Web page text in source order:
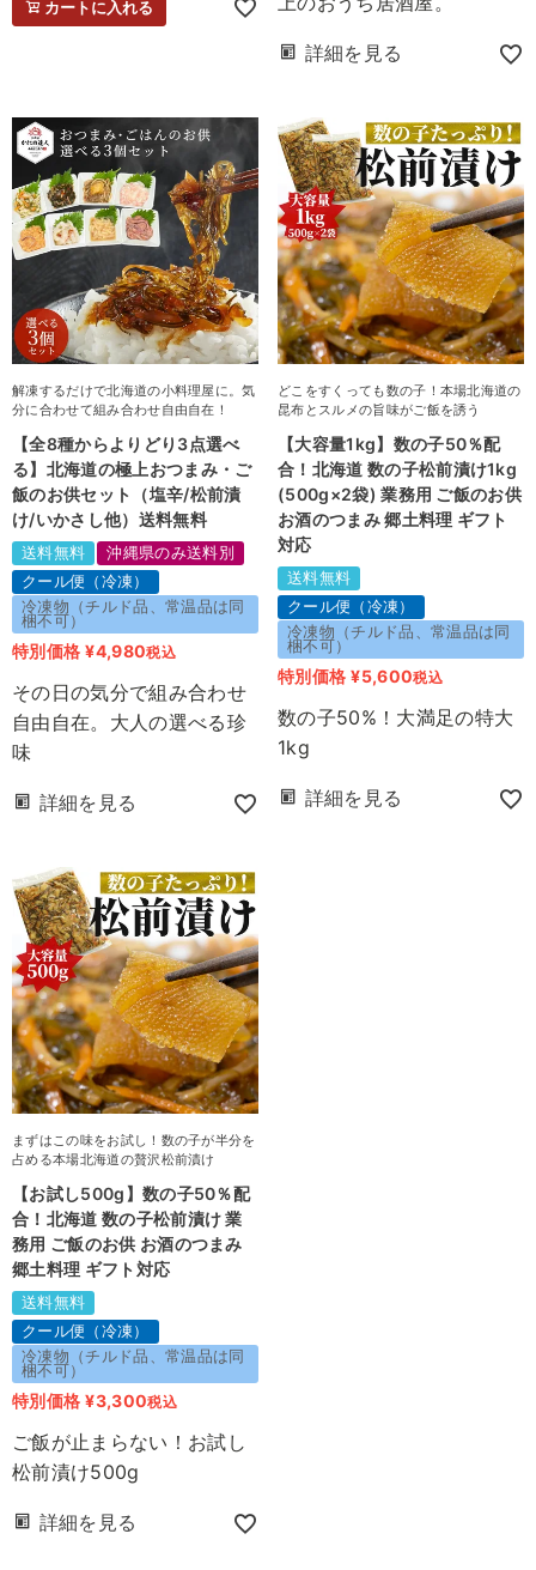
カートに入れる
詳細を見る
解凍するだけで北海道の小料理屋に。気
分に合わせて組み合わせ自由自在！
【全8種からよりどり3点選べ
る】北海道の極上おつまみ・ご
飯のお供セット（塩辛/松前漬
け/いかさし他）送料無料
送料無料
沖縄県のみ送料別
クール便（冷凍）
冷凍物（チルド品、常温品は同
梱不可）
特別価格 ¥4,980税込
その日の気分で組み合わせ
自由自在。大人の選べる珍
味
詳細を見る
どこをすくっても数の子！本場北海道の
昆布とスルメの旨味がご飯を誘う
【大容量1kg】数の子50％配
合！北海道 数の子松前漬け1kg
(500g×2袋) 業務用 ご飯のお供
お酒のつまみ 郷土料理 ギフト
対応
送料無料
クール便（冷凍）
冷凍物（チルド品、常温品は同
梱不可）
特別価格 ¥5,600税込
数の子50%！大満足の特大
1kg
詳細を見る
まずはこの味をお試し！数の子が半分を
占める本場北海道の贅沢松前漬け
【お試し500g】数の子50％配
合！北海道 数の子松前漬け 業
務用 ご飯のお供 お酒のつまみ
郷土料理 ギフト対応
送料無料
クール便（冷凍）
冷凍物（チルド品、常温品は同
梱不可）
特別価格 ¥3,300税込
ご飯が止まらない！お試し
松前漬け500g
詳細を見る